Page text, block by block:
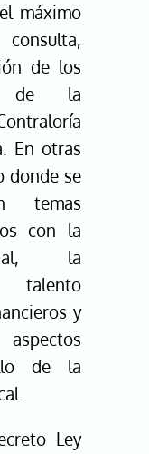
máximo
de los
de la
En otras
donde se
temas
con la
la
talento
y
de la
Ley